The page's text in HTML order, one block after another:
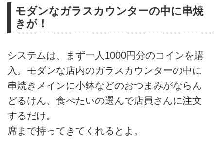
モダンなガラスカウンターの中に串焼
きが！
システムは、まず一人1000円分のコインを購
入。モダンな店内のガラスカウンターの中に
串焼きメインに小鉢などのおつまみがならん
どるけん、食べたいの選んで店員さんに注文
するだけ。
席まで持ってきてくれるとよ。